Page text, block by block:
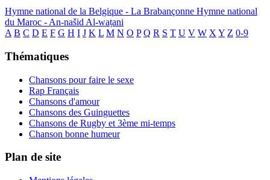
Hymne national de la Belgique - La Brabançonne Hymne national
du Maroc - An-našid Al-waṭani
A B C D E F G H I J K L M N O P Q R S T U V W X Y Z 0-9
Thématiques
Chansons pour faire le sexe
Rap Français
Chansons d'amour
Chansons des Guinguettes
Chansons de Rugby et 3ème mi-temps
Chanson bonne humeur
Plan de site